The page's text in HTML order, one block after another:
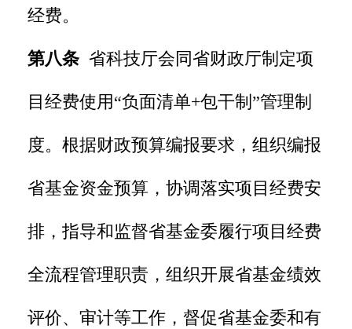
经费。
第八条 省科技厅会同省财政厅制定项
目经费使用“负面清单+包干制”管理制
度。根据财政预算编报要求，组织编报
省基金资金预算，协调落实项目经费安
排，指导和监督省基金委履行项目经费
全流程管理职责，组织开展省基金绩效
评价、审计等工作，督促省基金委和有